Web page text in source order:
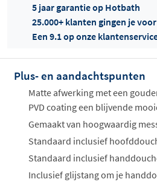
Offertes
ophalen...
5 jaar garantie op Hotbath
25.000+ klanten gingen je voor
Een 9.1 op onze
Plus- en aandachtspunten
Matte afwerking met een
PVD coating een blijvende
Gemaakt van hoogwaardig
Standaard inclusief
Standaard inclusief
Inclusief glijstang om je